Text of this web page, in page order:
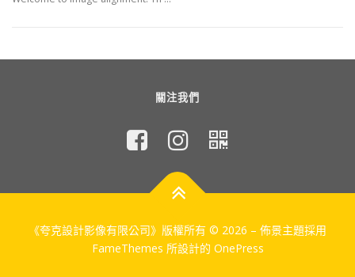
關注我們
《夸克設計影像有限公司》版權所有 © 2026 – 佈景主題採用
FameThemes 所設計的 OnePress